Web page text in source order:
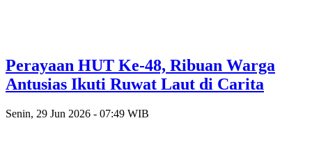
Perayaan HUT Ke-48, Ribuan Warga
Antusias Ikuti Ruwat Laut di Carita
Senin, 29 Jun 2026 - 07:49 WIB